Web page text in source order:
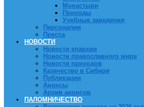
Монастыри
Приходы
Учебные заведения
Персоналии
Пресса
НОВОСТИ
Новости епархии
Новости православного мира
Новости приходов
Казачество в Сибири
Публикации
Анонсы
Архив анонсов
ПАЛОМНИЧЕСТВО